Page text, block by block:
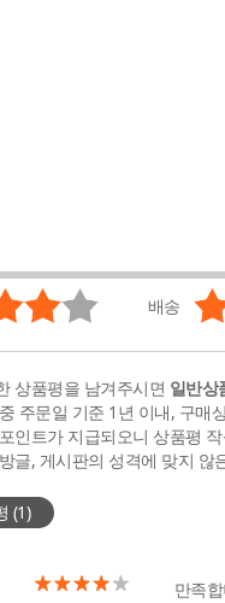
배송
상품평을 남겨주시면 일반상
주문일 기준 1년 이내, 구매
인트가 지급되오니 상품평
글, 게시판의 성격에 맞지
(1)
만족